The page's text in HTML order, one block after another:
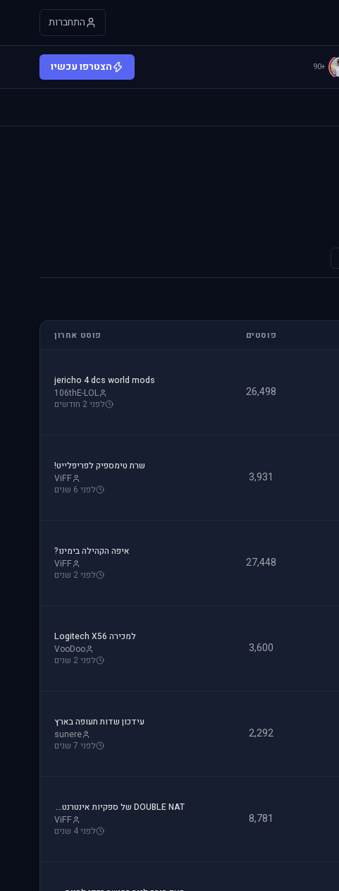
התחברות
+90 הצטרפו עכשיו
פוסטים פוסט אחרון
26,498
jericho 4 dcs world mods
106thE-LOL
לפני 2 חודשים
3,931
שרת טימספיק לפריפלייט!
ViFF
לפני 6 שנים
27,448
איפה הקהילה בימינו?
ViFF
לפני 2 שנים
3,600
למכירה Logitech X56
VooDoo
לפני 2 שנים
2,292
עידכון שדות תעופה בארץ
sunere
לפני 7 שנים
8,781
DOUBLE NAT של ספקיות אינטרנט - והפרעה לטיסות אונליין
ViFF
לפני 4 שנים